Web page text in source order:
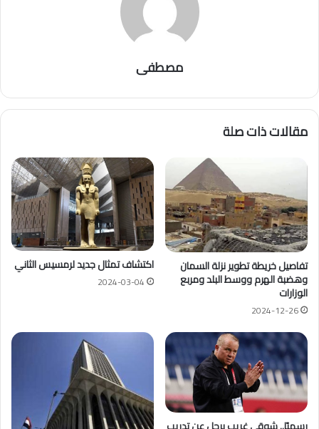
مصطفى
مقالات ذات صلة
تفاصيل خريطة تطوير نزلة السمان
وهضبة الهرم ووسط البلد ومربع
الوزارات
2024-12-26
اكتشاف تمثال جديد لرمسيس الثاني
2024-03-04